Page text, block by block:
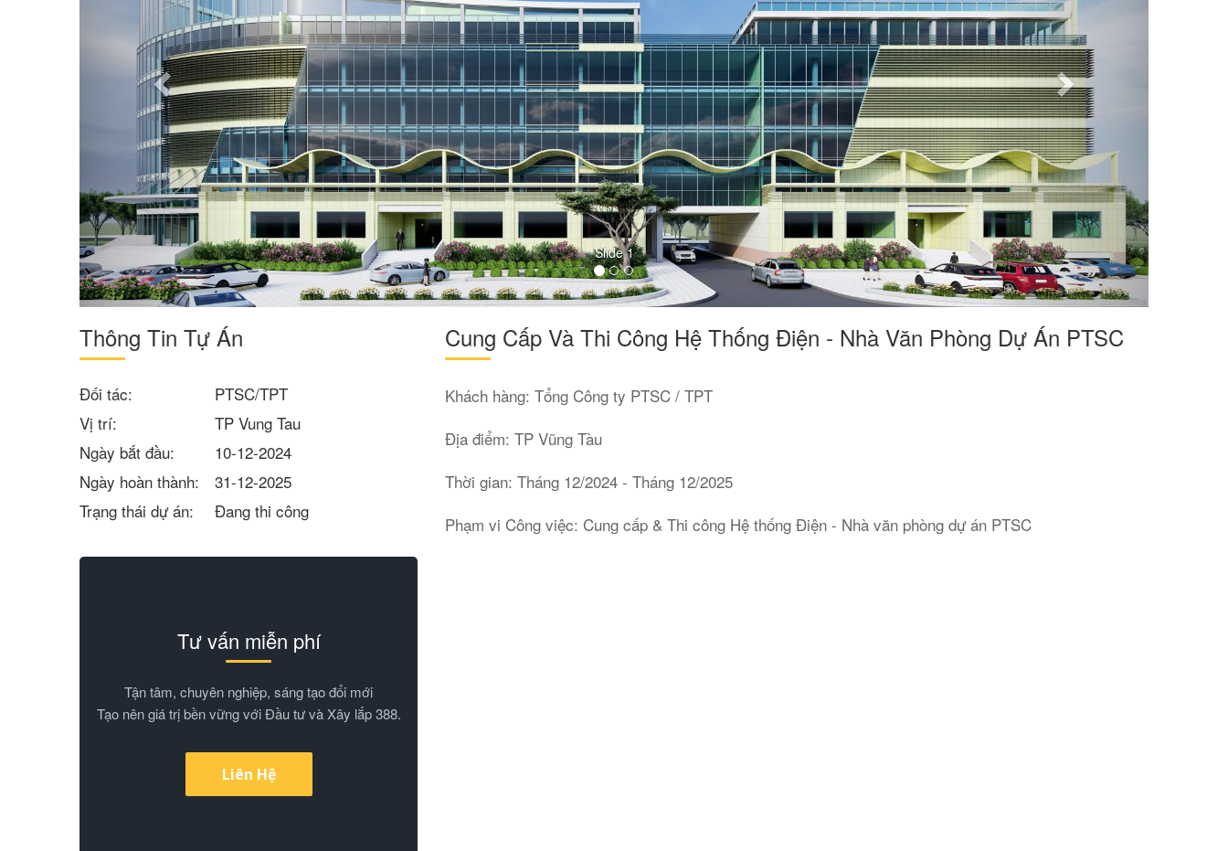
Thông Tin Tự Án
Đối tác:
PTSC/TPT
Vị trí:
TP Vung Tau
Ngày bắt đầu:
10-12-2024
Ngày hoàn thành:
31-12-2025
Trạng thái dự án:
Đang thi công
Tư vấn miễn phí
Tận tâm, chuyên nghiệp, sáng tạo đổi mới
Tạo nên giá trị bền vững với Đầu tư và Xây lắp 388.
Liên Hệ
Cung Cấp Và Thi Công Hệ Thống Điện - Nhà Văn Phòng Dự Án PTSC
Khách hàng: Tổng Công ty PTSC / TPT
Địa điểm: TP Vũng Tàu
Thời gian: Tháng 12/2024 - Tháng 12/2025
Phạm vi Công việc: Cung cấp & Thi công Hệ thống Điện - Nhà văn phòng dự án PTSC